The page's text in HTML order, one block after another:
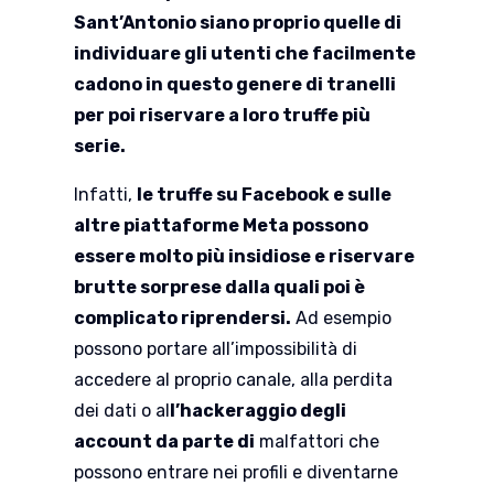
Sant’Antonio siano proprio quelle di
individuare gli utenti che facilmente
cadono in questo genere di tranelli
per poi riservare a loro truffe più
serie.
Infatti, le truffe su Facebook e sulle
altre piattaforme Meta possono
essere molto più insidiose e riservare
brutte sorprese dalla quali poi è
complicato riprendersi. Ad esempio
possono portare all’impossibilità di
accedere al proprio canale, alla perdita
dei dati o al l’hackeraggio degli
account da parte di malfattori che
possono entrare nei profili e diventarne